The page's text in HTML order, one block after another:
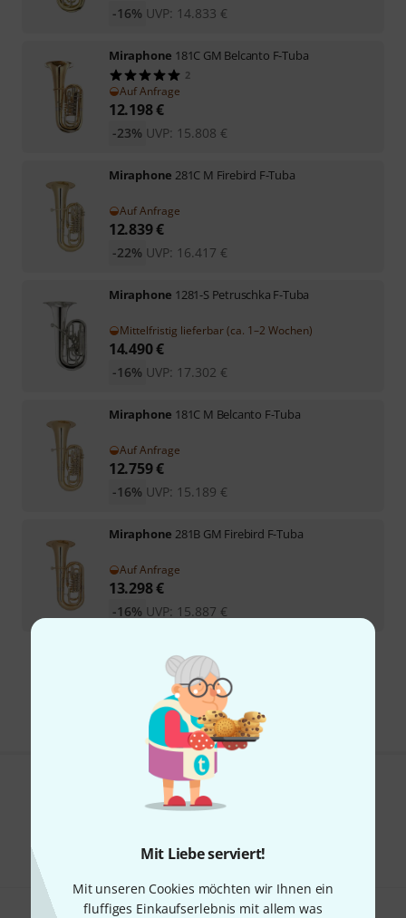
Mit Liebe serviert!
Mit unseren Cookies möchten wir Ihnen ein
fluffiges Einkaufserlebnis mit allem was
UVP: 14.833 €
-16%
Miraphone 181C GM Belcanto F-Tuba
2
Auf Anfrage
12.198€
UVP: 15.808 €
-23%
Miraphone 281C M Firebird F-Tuba
Auf Anfrage
12.839€
UVP: 16.417 €
-22%
Miraphone 1281-S Petruschka F-Tuba
Mittelfristig lieferbar (ca. 1–2 Wochen)
14.490€
UVP: 17.302 €
-16%
Miraphone 181C M Belcanto F-Tuba
Auf Anfrage
12.759€
UVP: 15.189 €
-16%
Miraphone 281B GM Firebird F-Tuba
Auf Anfrage
13.298€
UVP: 15.887 €
-16%
Kostenloser Versand ab 29 €
Alle Preise inkl. MwSt.
Gefällt Ihnen, was Sie sehen?